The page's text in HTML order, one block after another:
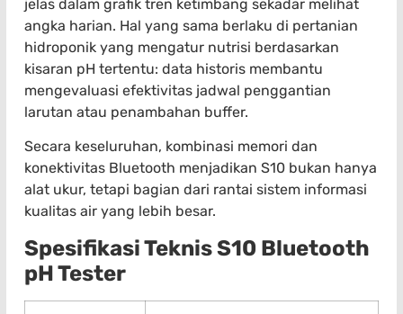
jelas dalam grafik tren ketimbang sekadar melihat
angka harian. Hal yang sama berlaku di pertanian
hidroponik yang mengatur nutrisi berdasarkan
kisaran pH tertentu: data historis membantu
mengevaluasi efektivitas jadwal penggantian
larutan atau penambahan buffer.
Secara keseluruhan, kombinasi memori dan
konektivitas Bluetooth menjadikan S10 bukan hanya
alat ukur, tetapi bagian dari rantai sistem informasi
kualitas air yang lebih besar.
Spesifikasi Teknis S10 Bluetooth
pH Tester